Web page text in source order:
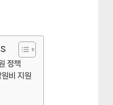
정책
비 지원